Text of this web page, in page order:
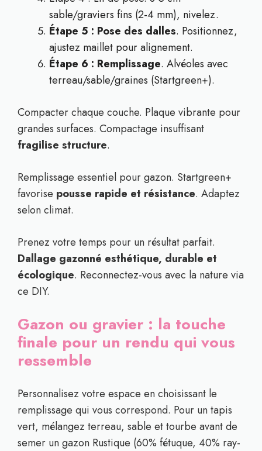
sable/graviers fins (2-4 mm), nivelez.
Étape 5 : Pose des dalles. Positionnez,
ajustez maillet pour alignement.
Étape 6 : Remplissage. Alvéoles avec
terreau/sable/graines (Startgreen+).
Compacter chaque couche. Plaque vibrante pour
grandes surfaces. Compactage insuffisant
fragilise structure.
Remplissage essentiel pour gazon. Startgreen+
favorise pousse rapide et résistance. Adaptez
selon climat.
Prenez votre temps pour un résultat parfait.
Dallage gazonné esthétique, durable et
écologique. Reconnectez-vous avec la nature via
ce DIY.
Gazon ou gravier : la touche
finale pour un rendu qui vous
ressemble
Personnalisez votre espace en choisissant le
remplissage qui vous correspond. Pour un tapis
vert, mélangez terreau, sable et tourbe avant de
semer un gazon Rustique (60% fétuque, 40% ray-